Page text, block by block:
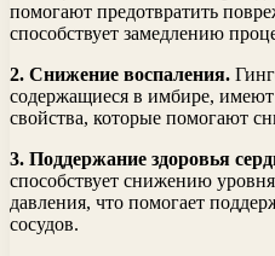
помогают предотвратить
способствует замедлению
2. Снижение воспаления.
содержащиеся в имбире,
свойства, которые помогают
3. Поддержание здоровья
способствует снижению
давления, что помогает
сосудов.